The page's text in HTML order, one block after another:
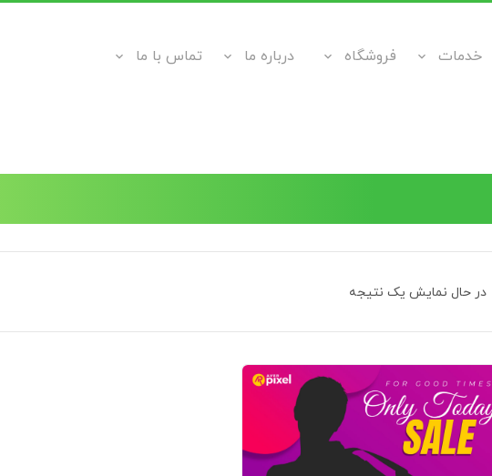
خدمات فروشگاه درباره ما تماس با ما
در حال نمایش یک نتیجه